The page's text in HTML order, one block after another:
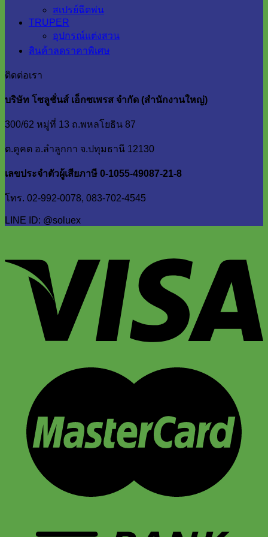
สเปรย์ฉีดพ่น
TRUPER
อุปกรณ์แต่งสวน
สินค้าลดราคาพิเศษ
ติดต่อเรา
บริษัท โซลูชั่นส์ เอ็กซเพรส จำกัด (สำนักงานใหญ่)
300/62 หมู่ที่ 13 ถ.พหลโยธิน 87
ต.คูคต อ.ลำลูกกา จ.ปทุมธานี 12130
เลขประจำตัวผู้เสียภาษี 0-1055-49087-21-8
โทร. 02-992-0078, 083-702-4545
LINE ID: @soluex